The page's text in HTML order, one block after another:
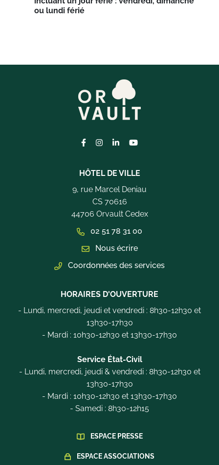
ou lundi férié
Lien vers le compte Facebook
Lien vers le compte Instagram
Lien vers le compte Linkedin
Lien vers la chaîne
HÔTEL DE VILLE
9, rue Marcel Deniau
CS 70616
44706 Orvault Cedex
02 51 78 31 00
Nous écrire
Coordonnées des services
HORAIRES D'OUVERTURE
- Lundi, mercredi, jeudi et vendredi : 8h30-12h30 et
13h30-17h30
- Mardi : 10h30-12h30 et 13h30-17h30
Service État-Civil
- Lundi, mercredi, jeudi & vendredi : 8h30-12h30 et
13h30-17h30
- Mardi : 10h30-12h30 et 13h30-17h30
- Samedi : 8h30-12h15
ESPACE PRESSE
ESPACE ASSOCIATIONS